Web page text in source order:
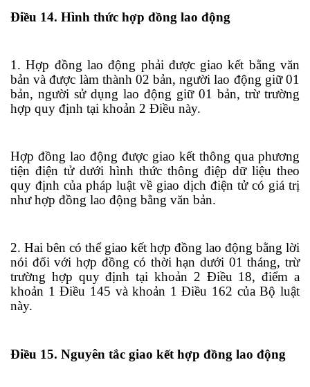
Điều 14. Hình thức hợp đồng lao động
1. Hợp đồng lao động phải được giao kết bằng văn
bản và được làm thành 02 bản, người lao động giữ 01
bản, người sử dụng lao động giữ 01 bản, trừ trường
hợp quy định tại khoản 2 Điều này.
Hợp đồng lao động được giao kết thông qua phương
tiện điện tử dưới hình thức thông điệp dữ liệu theo
quy định của pháp luật về giao dịch điện tử có giá trị
như hợp đồng lao động bằng văn bản.
2. Hai bên có thể giao kết hợp đồng lao động bằng lời
nói đối với hợp đồng có thời hạn dưới 01 tháng, trừ
trường hợp quy định tại khoản 2 Điều 18, điểm a
khoản 1 Điều 145 và khoản 1 Điều 162 của Bộ luật
này.
Điều 15. Nguyên tắc giao kết hợp đồng lao động